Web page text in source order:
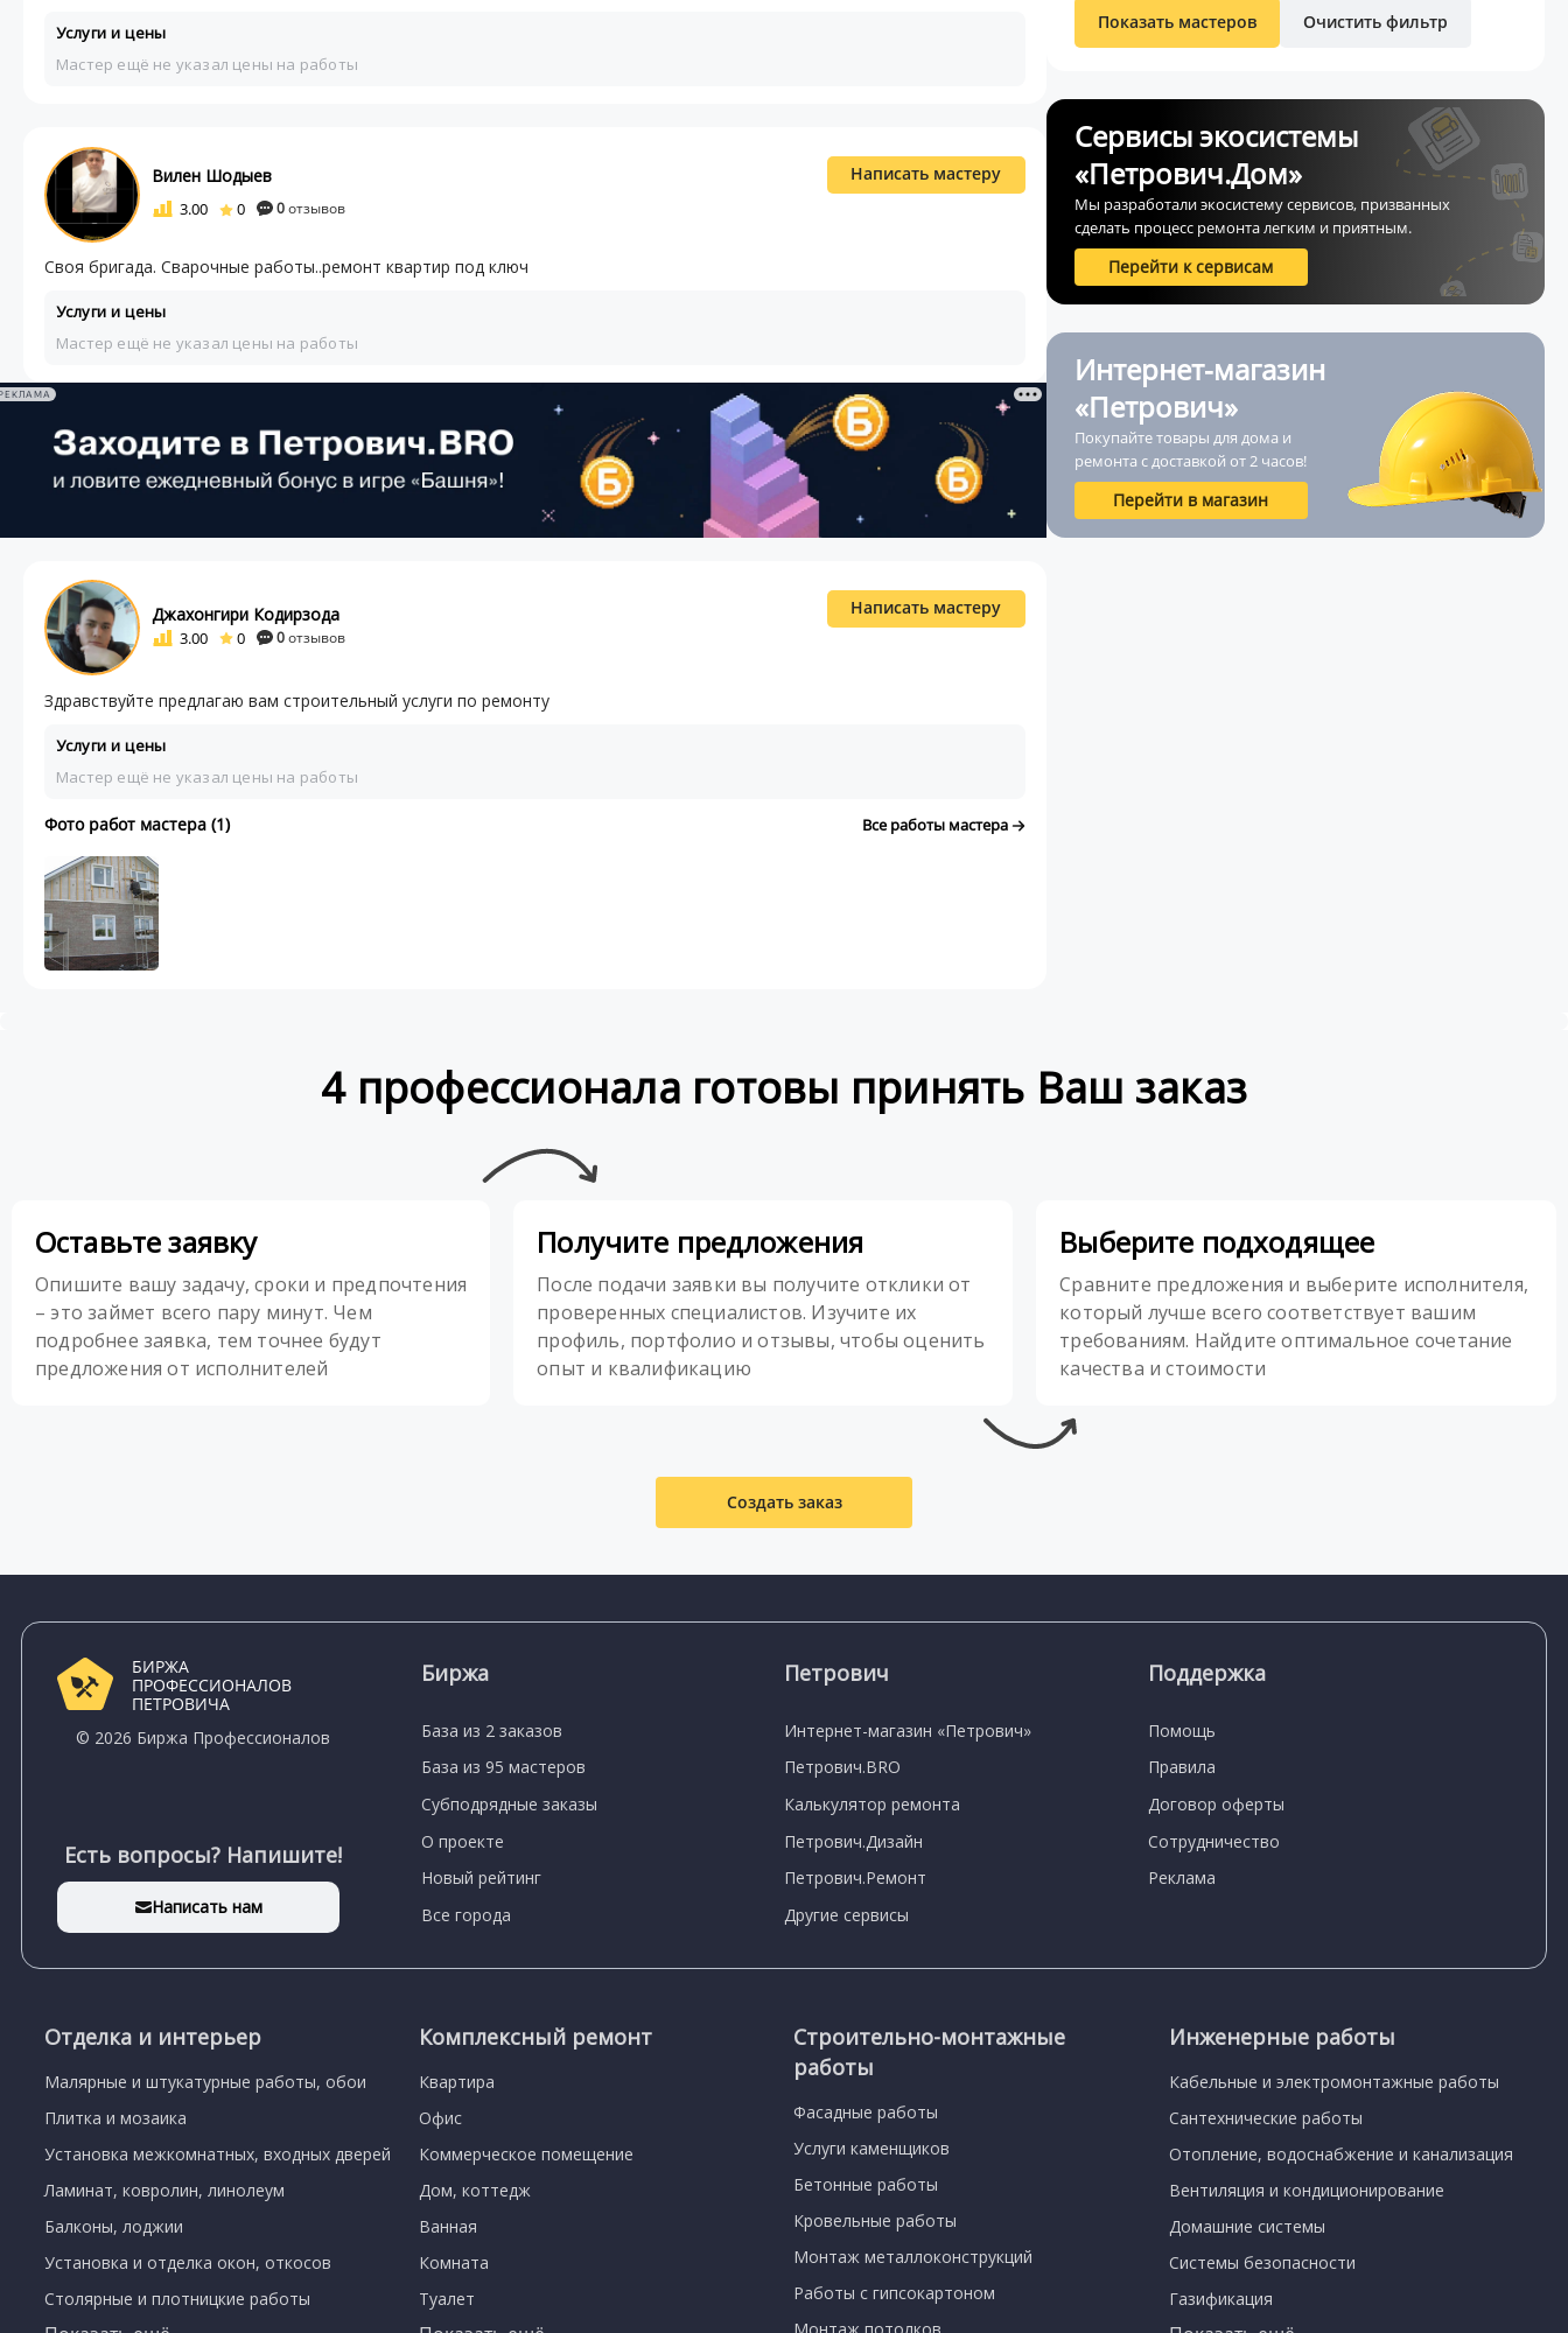
Услуги и цены
Мастер ещё не указал цены на работы
Вилен Шодыев
3.00 0 0отзывов
Написать мастеру
Своя бригада. Сварочные работы..ремонт квартир под ключ
Услуги и цены
Мастер ещё не указал цены на работы
Джахонгири Кодирзода
3.00 0 0отзывов
Написать мастеру
Здравствуйте предлагаю вам строительный услуги по ремонту
Услуги и цены
Мастер ещё не указал цены на работы
Фото работ мастера (1) Все работы мастера
Показать мастеров Очистить фильтр
Сервисы экосистемы
«Петрович.Дом»
Мы разработали экосистему сервисов, призванных
сделать процесс ремонта легким и приятным.
Перейти к сервисам
Интернет-магазин
«Петрович»
Покупайте товары для дома и
ремонта с доставкой от 2 часов!
Перейти в магазин
4 профессионала готовы принять Ваш заказ
Оставьте заявку
Опишите вашу задачу, сроки и предпочтения
– это займет всего пару минут. Чем
подробнее заявка, тем точнее будут
предложения от исполнителей
Получите предложения
После подачи заявки вы получите отклики от
проверенных специалистов. Изучите их
профиль, портфолио и отзывы, чтобы оценить
опыт и квалификацию
Выберите подходящее
Сравните предложения и выберите исполнителя,
который лучше всего соответствует вашим
требованиям. Найдите оптимальное сочетание
качества и стоимости
Создать заказ
БИРЖА
ПРОФЕССИОНАЛОВ
ПЕТРОВИЧА
© 2026 Биржа Профессионалов
Есть вопросы? Напишите!
Написать нам
Биржа
База из 2 заказов
База из 95 мастеров
Субподрядные заказы
О проекте
Новый рейтинг
Все города
Петрович
Интернет-магазин «Петрович»
Петрович.BRO
Калькулятор ремонта
Петрович.Дизайн
Петрович.Ремонт
Другие сервисы
Поддержка
Помощь
Правила
Договор оферты
Сотрудничество
Реклама
Отделка и интерьер
Малярные и штукатурные работы, обои
Плитка и мозаика
Установка межкомнатных, входных дверей
Ламинат, ковролин, линолеум
Балконы, лоджии
Установка и отделка окон, откосов
Столярные и плотницкие работы
Комплексный ремонт
Квартира
Офис
Коммерческое помещение
Дом, коттедж
Ванная
Комната
Туалет
Строительно-монтажные
работы
Фасадные работы
Услуги каменщиков
Бетонные работы
Кровельные работы
Монтаж металлоконструкций
Работы с гипсокартоном
Инженерные работы
Кабельные и электромонтажные работы
Сантехнические работы
Отопление, водоснабжение и канализация
Вентиляция и кондиционирование
Домашние системы
Системы безопасности
Газификация